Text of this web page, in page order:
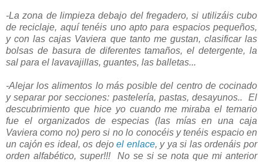
-La zona de limpieza debajo del fregadero, si utilizáis cubo
de reciclaje, aquí tenéis uno apto para espacios pequeños,
y con las cajas Vaviera que tanto me gustan, clasificar las
bolsas de basura de diferentes tamaños, el detergente, la
sal para el lavavajillas, guantes, las balletas...
-Alejar los alimentos lo más posible del centro de cocinado
y separar por secciones: pastelería, pastas, desayunos.. El
descubrimiento que hice yo cuando me miraba el temario
fue el organizados de especias (las mías en una caja
Vaviera como no) pero si no lo conocéis y tenéis espacio en
un cajón es ideal, os dejoel enlace, y ya si las ordenáis por
orden alfabético, super!!! No se si se nota que mi anterior